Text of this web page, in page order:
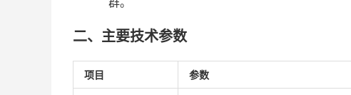
二、主要技术参数
项目 参数